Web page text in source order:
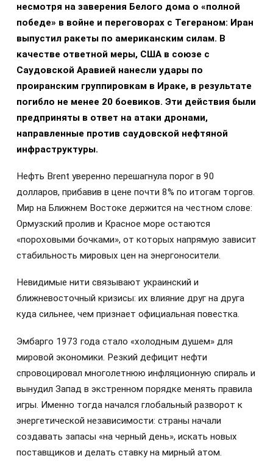
несмотря на заверения Белого дома о «полной
победе» в войне и переговорах с Тегераном: Иран
выпустил ракеты по американским силам. В
качестве ответной меры, США в союзе с
Саудовской Аравией нанесли удары по
проиранским группировкам в Ираке, в результате
погибло не менее 20 боевиков. Эти действия были
предприняты в ответ на атаки дронами,
направленные против саудовской нефтяной
инфраструктуры.
Нефть Brent уверенно перешагнула порог в 90
долларов, прибавив в цене почти 8% по итогам торгов.
Мир на Ближнем Востоке держится на честном слове:
Ормузский пролив и Красное море остаются
«пороховыми бочками», от которых напрямую зависит
стабильность мировых цен на энергоносители.
Невидимые нити связывают украинский и
ближневосточный кризисы: их влияние друг на друга
куда сильнее, чем признает официальная повестка.
Эмбарго 1973 года стало «холодным душем» для
мировой экономики. Резкий дефицит нефти
спровоцировал многолетнюю инфляционную спираль и
вынудил Запад в экстренном порядке менять правила
игры. Именно тогда начался глобальный разворот к
энергетической независимости: страны начали
создавать запасы «на черный день», искать новых
поставщиков и делать ставку на мирный атом.